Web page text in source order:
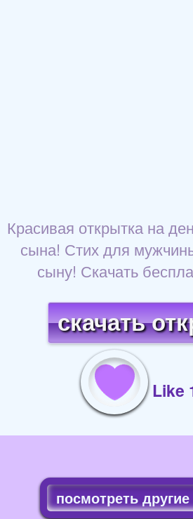
Красивая открытка на
сына! Стих для
сыну! Скачать
скачать
Like
посмотреть